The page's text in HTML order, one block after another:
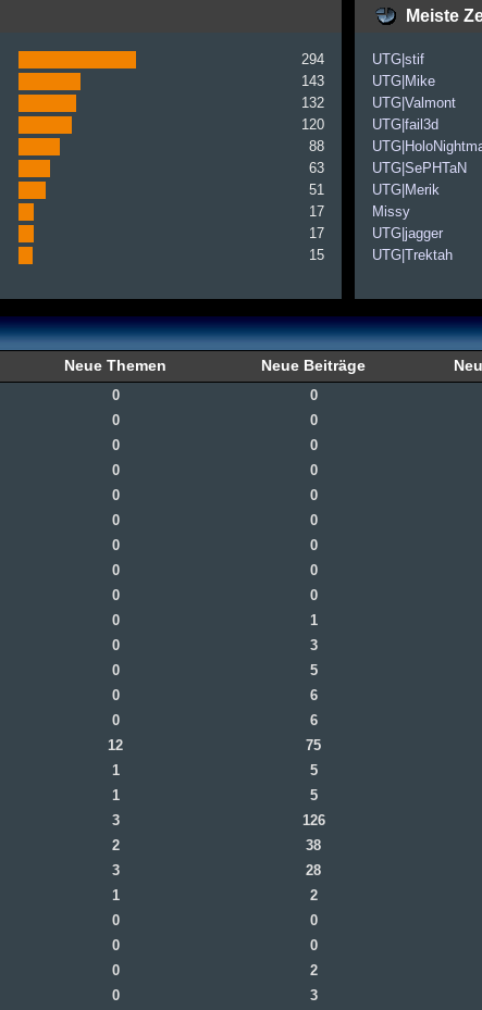
294
143
132
120
88
63
51
17
17
15
Meiste
UTG|stif
UTG|Mike
UTG|Valmont
UTG|fail3d
UTG|SePHTaN
UTG|Merik
Missy
UTG|jagger
UTG|Trektah
Neue Themen Neue Beiträge
0 0
0 0
0 0
0 0
0 0
0 0
0 0
0 0
0 0
0 1
0 3
0 5
0 6
0 6
12 75
1 5
1 5
3 126
2 38
3 28
1 2
0 0
0 0
0 2
0 3